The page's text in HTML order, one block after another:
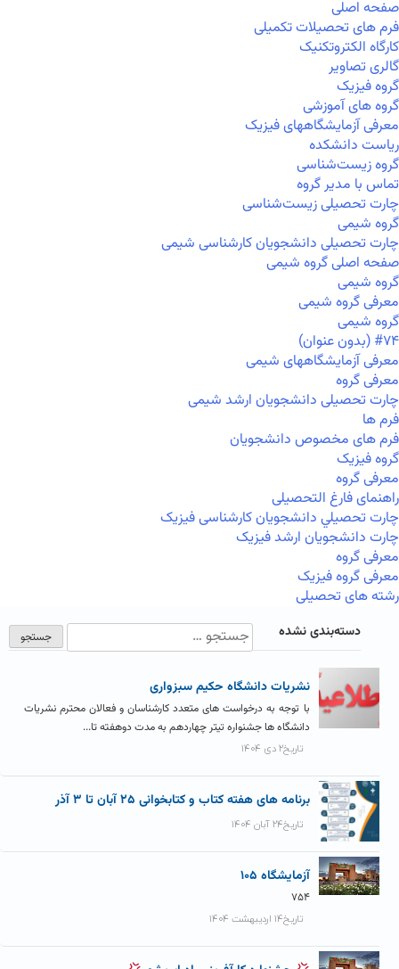
صفحه اصلی
فرم های تحصیلات تکمیلی
کارگاه الکتروتکنیک
گالری تصاویر
گروه فیزیک
گروه های آموزشی
معرفی آزمایشگاههای فیزیک
ریاست دانشکده
گروه زیست‌شناسی
تماس با مدیر گروه
چارت تحصیلی زیست‌شناسی
گروه شیمی
چارت تحصیلی دانشجویان کارشناسی شیمی
صفحه اصلی گروه شیمی
گروه شیمی
معرفی گروه شیمی
گروه شیمی
#۷۴ (بدون عنوان)
معرفی آزمایشگاههای شیمی
معرفی گروه
چارت تحصیلی دانشجویان ارشد شیمی
فرم ها
فرم های مخصوص دانشجویان
گروه فیزیک
معرفی گروه
راهنمای فارغ التحصیلی
چارت تحصيلي دانشجویان کارشناسی فیزیک
چارت دانشجویان ارشد فیزیک
معرفی گروه
معرفی گروه فیزیک
رشته های تحصیلی
دسته‌بندی نشده
نشریات دانشگاه حکیم سبزواری
با توجه به درخواست های متعدد کارشناسان و فعالان محترم نشریات
دانشگاه ها جشنواره تیتر چهاردهم به مدت دوهفته تا...
تاریخ۲ دی ۱۴۰۴
برنامه های هفته کتاب و کتابخوانی ۲۵ آبان تا ۳ آذر
تاریخ۲۴ آبان ۱۴۰۴
آزمايشگاه ۱۰۵
۷۵۴
تاریخ۱۴ اردیبهشت ۱۴۰۴